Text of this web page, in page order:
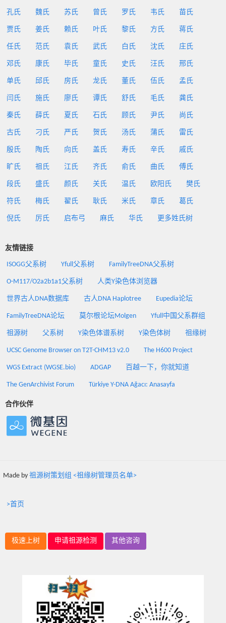
孔氏 魏氏 苏氏 曾氏 罗氏 韦氏 苗氏
贾氏 姜氏 赖氏 叶氏 黎氏 方氏 蒋氏
任氏 范氏 袁氏 武氏 白氏 沈氏 庄氏
邓氏 康氏 毕氏 童氏 史氏 汪氏 邢氏
单氏 邱氏 房氏 龙氏 董氏 伍氏 孟氏
闫氏 施氏 廖氏 谭氏 舒氏 毛氏 龚氏
秦氏 薛氏 夏氏 石氏 顾氏 尹氏 尚氏
古氏 刁氏 严氏 贺氏 汤氏 蒲氏 雷氏
殷氏 陶氏 向氏 盖氏 寿氏 辛氏 戚氏
旷氏 祖氏 江氏 齐氏 俞氏 曲氏 傅氏
段氏 盛氏 颜氏 关氏 温氏 欧阳氏 樊氏
符氏 梅氏 翟氏 耿氏 米氏 章氏 葛氏
倪氏 厉氏 启布弓 麻氏 华氏 更多姓氏树
友情链接
ISOGG父系树 Yfull父系树 FamilyTreeDNA父系树
O-M117/O2a2b1a1父系树 人类Y染色体浏览器
世界古人DNA数据库 古人DNA Haplotree Eupedia论坛
FamilyTreeDNA论坛 莫尔根论坛Molgen Yfull中国父系群组
祖源树 父系树 Y染色体谱系树 Y染色体树 祖缘树
UCSC Genome Browser on T2T-CHM13 v2.0 The H600 Project
WGS Extract (WGSE.bio) ADGAP 百越一下，你就知道
The GenArchivist Forum Türkiye Y-DNA Ağacı: Anasayfa
合作伙伴
Made by 祖源树策划组 <祖缘树管理员名单>
>首页
极速上树 申请祖源检测 其他咨询